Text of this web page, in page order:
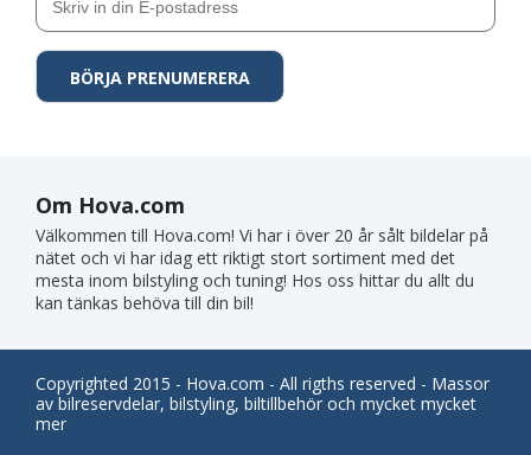
Om Hova.com
Välkommen till Hova.com! Vi har i över 20 år sålt bildelar på
nätet och vi har idag ett riktigt stort sortiment med det
mesta inom bilstyling och tuning! Hos oss hittar du allt du
kan tänkas behöva till din bil!
Copyrighted 2015 - Hova.com - All rigths reserved - Massor
av bilreservdelar, bilstyling, biltillbehör och mycket mycket
mer